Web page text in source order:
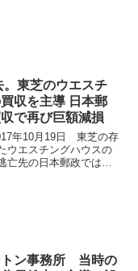
。東芝のウエスチ
収を主導 日本郵
で再び巨額減損
年10月19日 東芝の存
ウエスチングハウスの
亡先の日本郵政ではト
トン事務所 当時の